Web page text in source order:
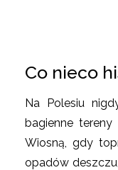
Co nieco
Na Polesiu
bagienne tereny
Wiosną, gdy
opadów